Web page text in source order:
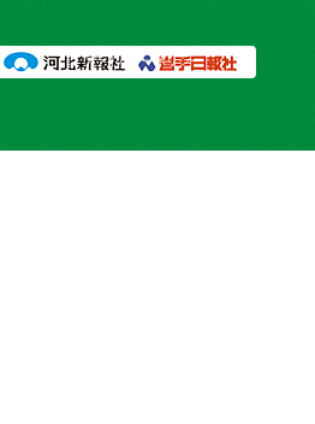
プライバシーポリシー